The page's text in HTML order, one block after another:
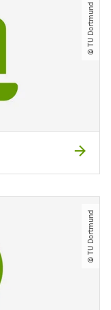
© TU Dortmund
© TU Dortmund